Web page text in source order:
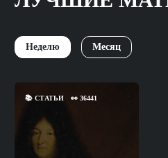
Неделю Месяц
📚 СТАТЬИ 👀 36441